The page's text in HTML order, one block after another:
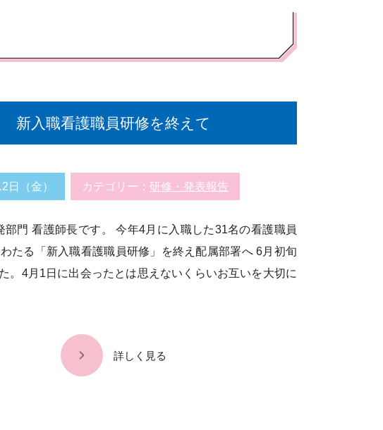
新入職看護職員研修を終えて
日（金） カテゴリー： 研修・発表報告
部門 看護師長です。​ 今年4月に入職した31名の看護職員
たる「新入職看護職員研修」を終え配属部署へ​ 6月初旬
。4月1日に出会ったとは思えないくらいお互いを大切に
詳しく見る